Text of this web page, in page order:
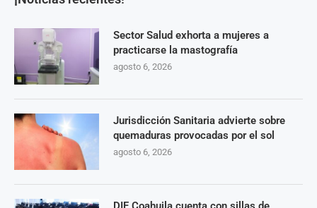
Sector Salud exhorta a mujeres a
practicarse la mastografía
agosto 6, 2026
Jurisdicción Sanitaria advierte sobre
quemaduras provocadas por el sol
agosto 6, 2026